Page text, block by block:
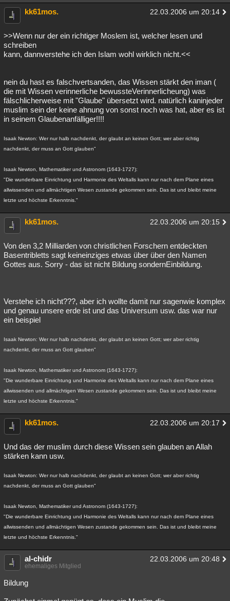
kk61mos. 22.03.2006 um 20:14
>>Wenn nur der ein richtiger Moslem ist, welcher lesen und
schreiben
kann, dannverstehe ich den Islam wohl wirklich nicht.<<
nein du hast es falschvertsanden, das Wissen stärkt den iman (
die mit Wissen verinnerliche bewussteVerinnerlicheung) was
fälschlicherweise mit "Glaube" übersetzt wird. natürlich kaninjeder
muslim sein der keine ahnung von sonst noch was hat, aber es ist
in seinem Glaubenanfälliger!!!!
Isaak Newton: Wer nur halb nachdenkt, der glaubt an keinen Gott; wer aber richtig
nachdenkt, der muss an Gott glauben"
Isaak Newton, Mathematiker und Astronom (1643-1727):
"Die wunderbare Einrichtung und Harmonie des Weltalls kann nur nach dem Plane eines
allwissenden und allmächtigen Wesen zustande gekommen sein. Das ist und bleibt meine
letzte und höchste Erkenntnis."
kk61mos. 22.03.2006 um 20:15
Von den 3,2 Milliarden von christlichen Forschern entdeckten
Basentribletts sagt keineinziges etwas über über den Namen
Gottes aus. Sorry - das ist nicht Bildung sondernEinbildung.
Verstehe ich nicht???, aber ich wollte damit nur sagenwie komplex
und genau unsere erde ist und das Universum usw. das war nur
ein beispiel
Isaak Newton: Wer nur halb nachdenkt, der glaubt an keinen Gott; wer aber richtig
nachdenkt, der muss an Gott glauben"
Isaak Newton, Mathematiker und Astronom (1643-1727):
"Die wunderbare Einrichtung und Harmonie des Weltalls kann nur nach dem Plane eines
allwissenden und allmächtigen Wesen zustande gekommen sein. Das ist und bleibt meine
letzte und höchste Erkenntnis."
kk61mos. 22.03.2006 um 20:17
Und das der muslim durch diese Wissen sein glauben an Allah
stärken kann usw.
Isaak Newton: Wer nur halb nachdenkt, der glaubt an keinen Gott; wer aber richtig
nachdenkt, der muss an Gott glauben"
Isaak Newton, Mathematiker und Astronom (1643-1727):
"Die wunderbare Einrichtung und Harmonie des Weltalls kann nur nach dem Plane eines
allwissenden und allmächtigen Wesen zustande gekommen sein. Das ist und bleibt meine
letzte und höchste Erkenntnis."
al-chidr 22.03.2006 um 20:48
ehemaliges Mitglied
Bildung